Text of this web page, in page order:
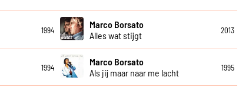
1994
Marco Borsato
Alles wat stijgt
2013
1994
Marco Borsato
Als jij maar naar me lacht
1995